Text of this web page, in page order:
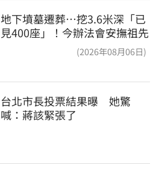
地下墳墓遷葬…挖3.6米深「已
見400座」！今辦法會安撫祖先
(2026年08月06日)
台北市長投票結果曝　她驚
喊：蔣該緊張了